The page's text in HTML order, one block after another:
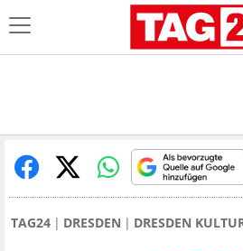
TAG24 DRESDEN DRESDEN